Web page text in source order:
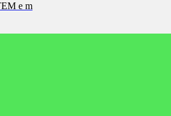
e m